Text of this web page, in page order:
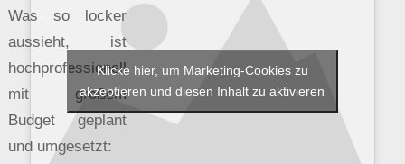
Was so locker
aussieht, ist
hochprofessionell
mit großem
Budget geplant
und umgesetzt:
Klicke hier, um Marketing-Cookies zu
akzeptieren und diesen Inhalt zu aktivieren